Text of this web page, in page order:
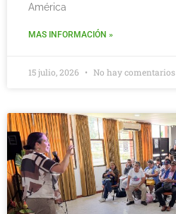
América
MAS INFORMACIÓN »
15 julio, 2026 No hay comentarios